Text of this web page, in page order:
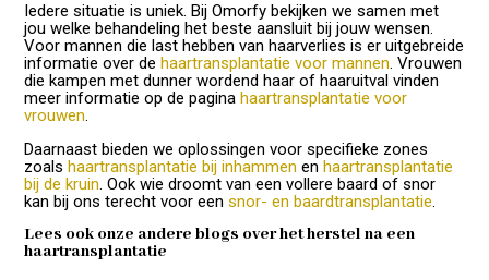
Iedere situatie is uniek. Bij Omorfy bekijken we samen met
jou welke behandeling het beste aansluit bij jouw wensen.
Voor mannen die last hebben van haarverlies is er uitgebreide
informatie over de haartransplantatie voor mannen. Vrouwen
die kampen met dunner wordend haar of haaruitval vinden
meer informatie op de pagina haartransplantatie voor
vrouwen.
Daarnaast bieden we oplossingen voor specifieke zones
zoals haartransplantatie bij inhammen en haartransplantatie
bij de kruin. Ook wie droomt van een vollere baard of snor
kan bij ons terecht voor een snor- en baardtransplantatie.
Lees ook onze andere blogs over het herstel na een
haartransplantatie